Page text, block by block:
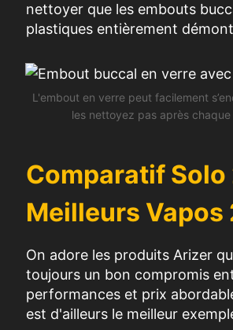
nettoyer que les embouts
plastiques entièrement
L'embout en verre peut facilement
les nettoyez pas après chaque
Comparatif Solo
Meilleurs Vapos
On adore les produits Arizer
toujours un bon compromis
performances et prix
est d'ailleurs le meilleur